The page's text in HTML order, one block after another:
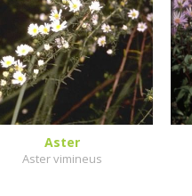
Aster
Aster vimineus